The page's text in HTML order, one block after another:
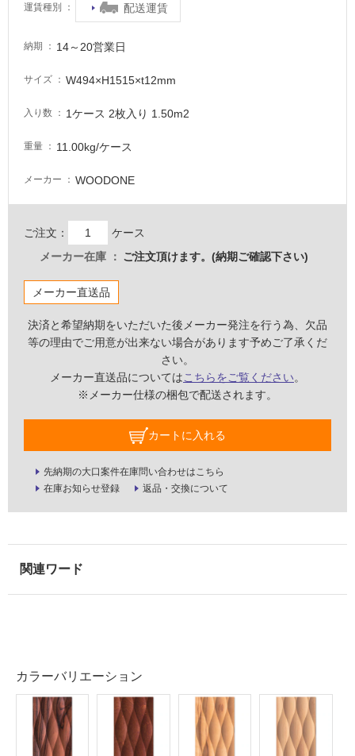
運賃種別 配送運賃
納期 14～20営業日
サイズ W494×H1515×t12mm
入り数 1ケース 2枚入り 1.50m2
重量 11.00kg/ケース
メーカー WOODONE
ご注文：
ケース
メーカー在庫
ご注文頂けます。(納期ご確認下さい)
メーカー直送品
決済と希望納期をいただいた後メーカー発注を行う為、欠品
等の理由でご用意が出来ない場合があります予めご了承くだ
さい。
メーカー直送品についてはこちらをご覧ください。
※メーカー仕様の梱包で配送されます。
カートに入れる
先納期の大口案件在庫問い合わせはこちら
在庫お知らせ登録
返品・交換について
カラーバリエーション
屋
内
浴
室
床・
駐